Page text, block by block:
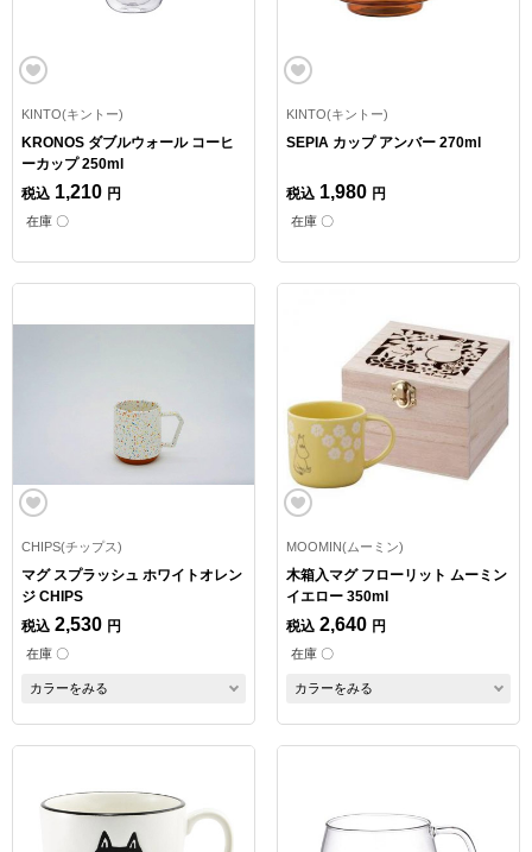
KINTO(キントー)
KRONOS ダブルウォール コーヒ
ーカップ 250ml
税込 1,210 円
在庫 〇
KINTO(キントー)
SEPIA カップ アンバー 270ml
税込 1,980 円
在庫 〇
CHIPS(チップス)
マグ スプラッシュ ホワイトオレン
ジ CHIPS
税込 2,530 円
在庫 〇
カラーをみる
MOOMIN(ムーミン)
木箱入マグ フローリット ムーミン
イエロー 350ml
税込 2,640 円
在庫 〇
カラーをみる